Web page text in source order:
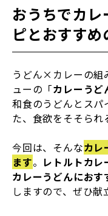
おうちでカ
ピとおすす
うどん×カレーの組
ューの「カレーうど
和食のうどんとスパ
た、食欲をそそられ
今回は、そんなカレ
ます。 レトルトカ
カレーうどんにお
しますので、ぜひ献